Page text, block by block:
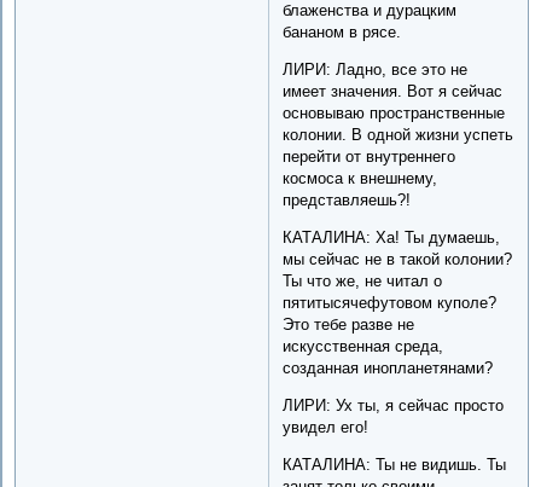
блаженства и дурацким
бананом в рясе.
ЛИРИ: Ладно, все это не
имеет значения. Вот я сейчас
основываю пространственные
колонии. В одной жизни успеть
перейти от внутреннего
космоса к внешнему,
представляешь?!
КАТАЛИНА: Ха! Ты думаешь,
мы сейчас не в такой колонии?
Ты что же, не читал о
пятитысячефутовом куполе?
Это тебе разве не
искусственная среда,
созданная инопланетянами?
ЛИРИ: Ух ты, я сейчас просто
увидел его!
КАТАЛИНА: Ты не видишь. Ты